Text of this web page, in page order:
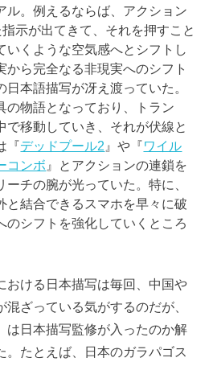
ル。例えるならば、アクション
示が出てきて、それを押すこと
いくような空気感へとシフトし
から完全なる非現実へのシフト
本語描写が冴え渡っていた。
の物語となっており、トラン
で移動していき、それが伏線と
『デッドプール2 』や『ワイル
コンボ 』とアクションの連鎖を
チの腕が光っていた。特に、
と結合できるスマホを早々に破
のシフトを強化していくところ
おける日本描写は毎回、中国や
ざっている気がするのだが、
は日本描写監修が入ったのか解
。たとえば、日本のガラパゴス